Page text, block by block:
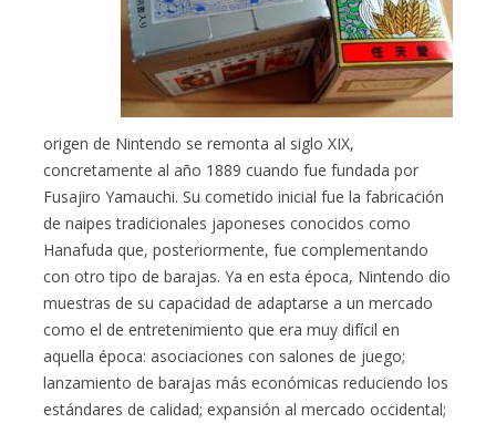
origen de Nintendo se remonta al siglo XIX,
concretamente al año 1889 cuando fue fundada por
Fusajiro Yamauchi. Su cometido inicial fue la fabricación
de naipes tradicionales japoneses conocidos como
Hanafuda que, posteriormente, fue complementando
con otro tipo de barajas. Ya en esta época, Nintendo dio
muestras de su capacidad de adaptarse a un mercado
como el de entretenimiento que era muy difícil en
aquella época: asociaciones con salones de juego;
lanzamiento de barajas más económicas reduciendo los
estándares de calidad; expansión al mercado occidental;